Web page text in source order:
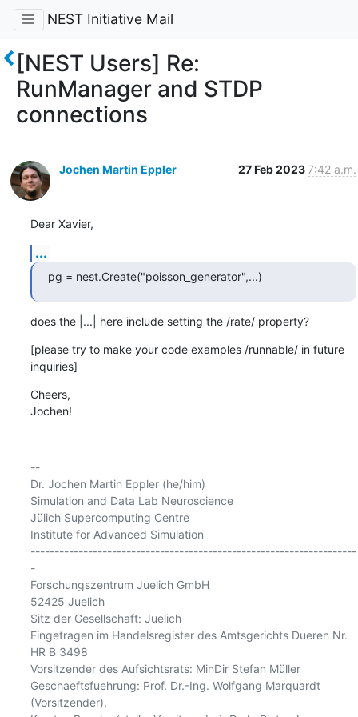
NEST Initiative Mail
[NEST Users] Re:
RunManager and STDP
connections
Jochen Martin Eppler 27 Feb 20237:42 a.m.
Dear Xavier,
...
pg = nest.Create("poisson_generator",...)
does the |...| here include setting the /rate/ property?
[please try to make your code examples /runnable/ in future
inquiries]
Cheers,
Jochen!
--
Dr. Jochen Martin Eppler (he/him)
Simulation and Data Lab Neuroscience
Jülich Supercomputing Centre
Institute for Advanced Simulation
--------------------------------------------------------------------
-
Forschungszentrum Juelich GmbH
52425 Juelich
Sitz der Gesellschaft: Juelich
Eingetragen im Handelsregister des Amtsgerichts Dueren Nr.
HR B 3498
Vorsitzender des Aufsichtsrats: MinDir Stefan Müller
Geschaeftsfuehrung: Prof. Dr.-Ing. Wolfgang Marquardt
(Vorsitzender),